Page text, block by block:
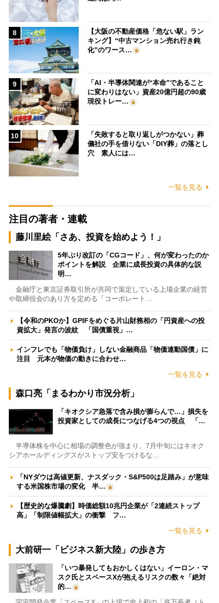
8
【大阪の不動産価格「危ない駅」ラン
キング】“中古マンション売れ行き鈍
化”のワース…
9
「AI・半導体関連が“本命”であること
に変わりはない」資産20億円超の90歳
現役トレー…
10
「失敗すると取り返しがつかない」葬
儀社の手を借りない「DIY葬」の落とし
穴 素人には…
一覧を見る
注目の著者・連載
藤川里絵「さあ、投資を始めよう！」
5年ぶり改訂の「CGコード」、何が変わったのか
ポイントを解説 企業に成長投資の具体的な説
明…
金融庁と東京証券取引所が共同で策定している上場企業の経営
や取締役会のあり方を定める「コーポレート…
【令和のPKOか】GPIFをめぐる片山財務相の「円資産への投
資拡大」発言の波紋 「国債重視」…
インフレでも「物価負け」しない金融商品「物価連動国債」に
注目 元本が物価の動きに合わせ…
一覧を見る
森口亮「まるわかり市況分析」
「キオクシア急落で含み損が膨らんで…」損失を
投資家としての成長につなげる4つの視点 「…
半導体株を中心に相場の調整色が強まり、7月中旬にはキオク
シアホールディングスがストップ安をつけるな…
「NYダウは高値更新、ナスダック・S&P500は足踏み」が意味
する米国株市場の変化 半…
【歴史的な爆騰劇】時価総額10兆円企業が「2連続ストップ
高」「制限値幅拡大」の衝撃 フ…
一覧を見る
大前研一「ビジネス新大陸」の歩き方
「いつ暴発してもおかしくはない」イーロン・マ
スク氏とスペースXが抱えるリスクの数々「絶対
的…